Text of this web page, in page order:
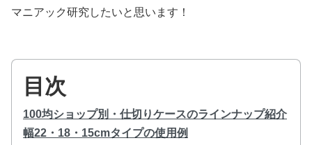
マニアック研究したいと思います！
目次
100均ショップ別・仕切りケースのラインナップ紹介
幅22・18・15cmタイプの使用例